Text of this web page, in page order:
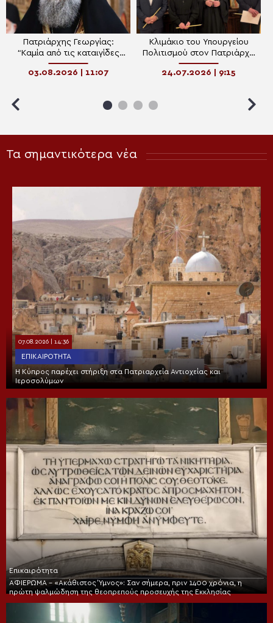
Πατριάρχης Γεωργίας:
“Καμία από τις καταιγίδες
που έπληξαν την Εκκλησία
και το έθνος δεν φόβισε τον
03.08.2026 | 11:07
Κλιμάκιο του Υπουργείου
Πολιτισμού στον Πατριάρχη
Γεωργίας για την προστασία
της πολιτισμικής
24.07.2026 | 9:15
Τα σημαντικότερα νέα
07.08.2026 | 14:36
ΕΠΙΚΑΙΡΌΤΗΤΑ
Η Κύπρος παρέχει στήριξη στα Πατριαρχεία Αντιοχείας και
Ιεροσολύμων
Επικαιρότητα
ΑΦΙΕΡΩΜΑ – «Ακάθιστος Ύμνος»: Σαν σήμερα, πριν 1400 χρόνια, η
πρώτη ψαλμώδηση της θεοπρεπούς προσευχής της Εκκλησίας